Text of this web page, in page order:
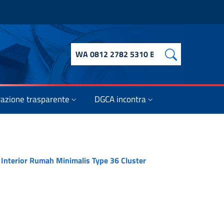
Cerca nel sito
trasparente DGCA incontra
Rumah Minimalis Type 36 Cluster